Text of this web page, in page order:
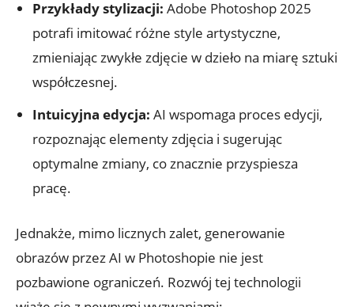
Przykłady stylizacji: Adobe Photoshop 2025
potrafi imitować różne style artystyczne,
zmieniając zwykłe zdjęcie w dzieło na miarę sztuki
współczesnej.
Intuicyjna edycja: AI wspomaga proces edycji,
rozpoznając elementy zdjęcia i sugerując
optymalne zmiany, co znacznie przyspiesza
pracę.
Jednakże, mimo licznych zalet, generowanie
obrazów przez AI w Photoshopie nie jest
pozbawione ograniczeń. Rozwój tej technologii